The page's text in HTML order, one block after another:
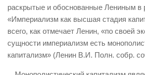
раскрытые и обоснованные Лениным в
«Империализм как высшая стадия
всего, как отмечает Ленин, «по своей
сущности империализм есть
капитализм» (Ленин В.И. Полн. собр.